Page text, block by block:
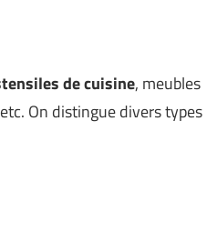
de cuisine, meubles
On distingue divers types